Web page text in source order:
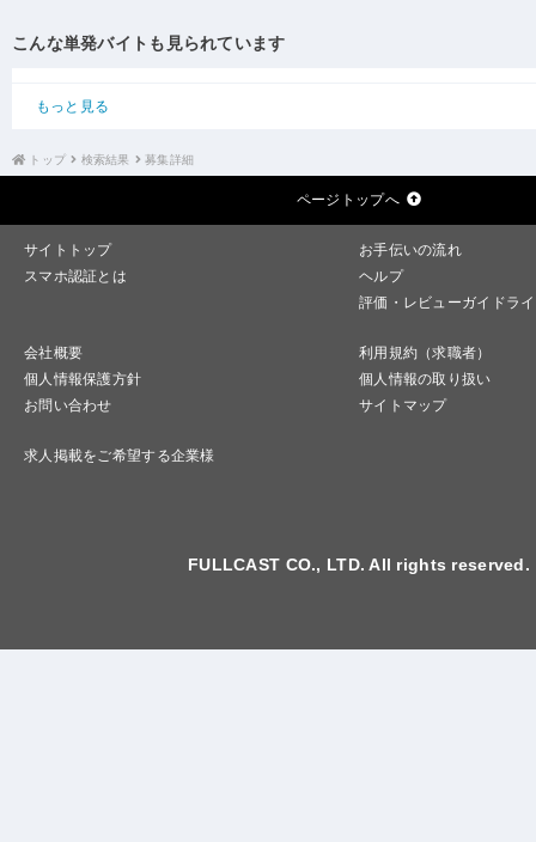
こんな単発バイトも見られています
もっと見る
トップ 検索結果 募集詳細
ページトップへ
サイトトップ
お手伝いの流れ
スマホ認証とは
ヘルプ
評価・レビューガイドラ
会社概要
利用規約（求職者）
個人情報保護方針
個人情報の取り扱い
お問い合わせ
サイトマップ
求人掲載をご希望する企業様
FULLCAST CO., LTD. All rights reserved.